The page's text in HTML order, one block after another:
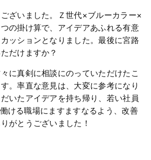
ざいました。Ｚ世代×ブルーカラー×
の掛け算で、アイデアあふれる有意
ッションとなりました。最後に宮路
だけますか？
に真剣に相談にのっていただけたこ
。率直な意見は、大変に参考になり
いたアイデアを持ち帰り、若い社員
ける職場にますますなるよう、改善
がとうございました！